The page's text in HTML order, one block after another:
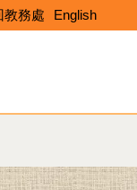
教務處 English